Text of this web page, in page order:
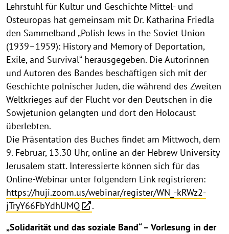
Lehrstuhl für Kultur und Geschichte Mittel- und
Osteuropas hat gemeinsam mit Dr. Katharina Friedla
den Sammelband „Polish Jews in the Soviet Union
(1939–1959): History and Memory of Deportation,
Exile, and Survival“ herausgegeben. Die Autorinnen
und Autoren des Bandes beschäftigen sich mit der
Geschichte polnischer Juden, die während des Zweiten
Weltkrieges auf der Flucht vor den Deutschen in die
Sowjetunion gelangten und dort den Holocaust
überlebten.
Die Präsentation des Buches findet am Mittwoch, dem
9. Februar, 13.30 Uhr, online an der Hebrew University
Jerusalem statt. Interessierte können sich für das
Online-Webinar unter folgendem Link registrieren:
https://huji.zoom.us/webinar/register/WN_-kRWz2-
jTryY66FbYdhUMQ
.
„Solidarität und das soziale Band“ – Vorlesung in der